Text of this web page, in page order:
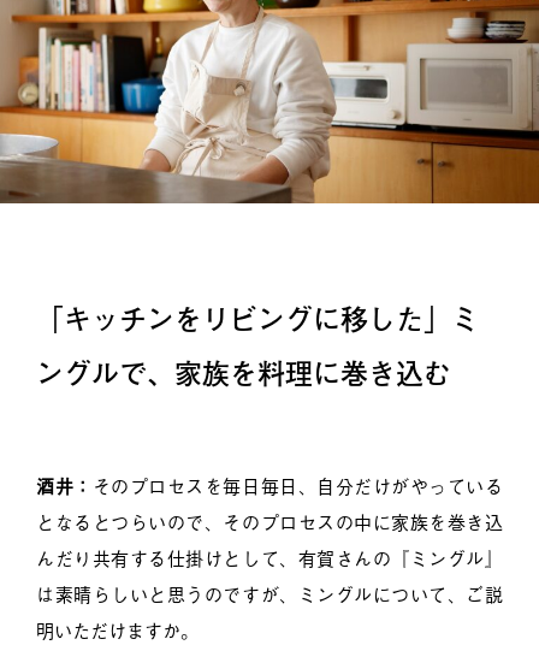
「キッチンをリビングに移した」ミ
ングルで、家族を料理に巻き込む
酒井： そのプロセスを毎日毎日、自分だけがやっている
となるとつらいので、そのプロセスの中に家族を巻き込
んだり共有する仕掛けとして、有賀さんの『ミングル』
は素晴らしいと思うのですが、ミングルについて、ご説
明いただけますか。